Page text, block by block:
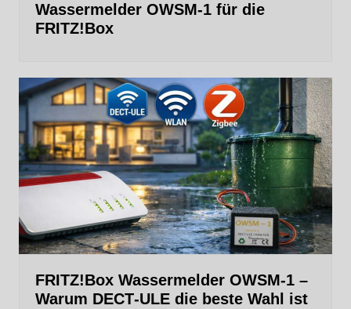
Wassermelder OWSM‑1 für die
FRITZ!Box
FRITZ!Box Wassermelder OWSM-1 –
Warum DECT‑ULE die beste Wahl ist